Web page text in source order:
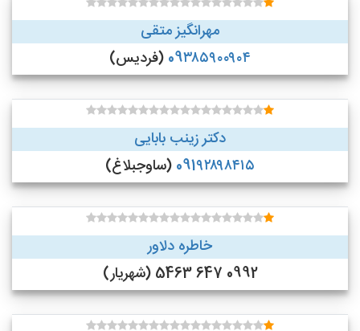
مهرانگیز متقی
09۳۸۵۹۰۰۹۰۴ (فردیس)
دکتر زینب بابایی
091۹۲۸۹۸۴۱۵ (ساوجبلاغ)
خاطره دلاور
0992 647 5463 (شهریار)